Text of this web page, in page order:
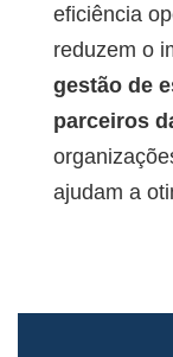
eficiência
reduzem o
gestão de
parceiros
ajudam a